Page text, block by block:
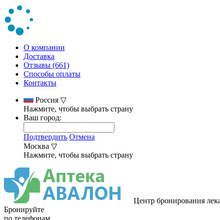
О компании
Доставка
Отзывы (661)
Способы оплаты
Контакты
Россия ▽
Нажмите, чтобы выбрать страну
Ваш город:
Подтвердить Отмена
Москва ▽
Нажмите, чтобы выбрать страну
Центр бронирования
Бронируйте
по телефонам